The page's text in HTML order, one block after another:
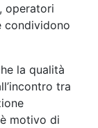
operatori
condividono
la qualità
tra
motivo di